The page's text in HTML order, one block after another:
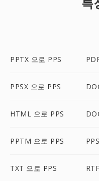
PPTX 으로 PPS
PPSX 으로 PPS
HTML 으로 PPS
PPTM 으로 PPS
TXT 으로 PPS